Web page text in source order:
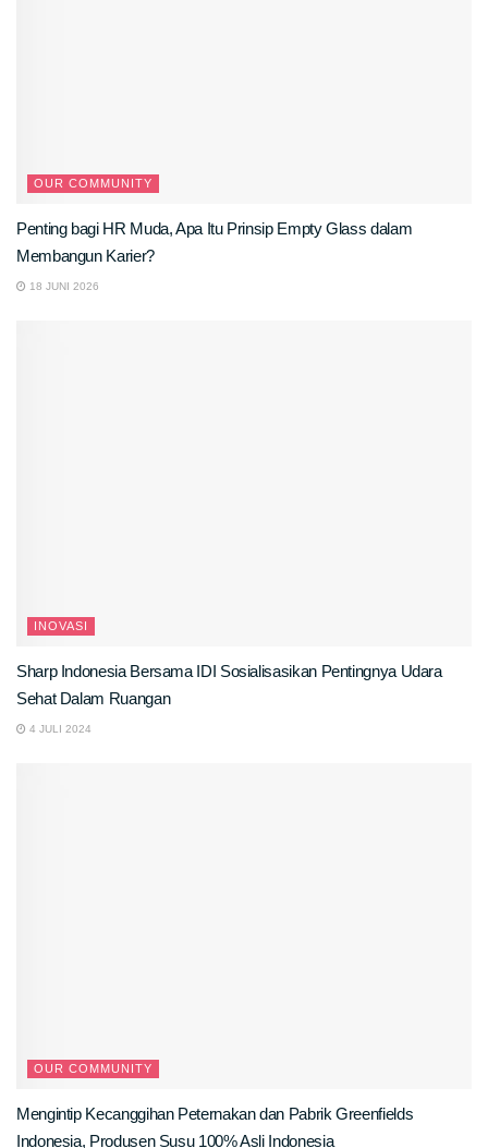
OUR COMMUNITY
Penting bagi HR Muda, Apa Itu Prinsip Empty Glass dalam
Membangun Karier?
18 JUNI 2026
INOVASI
Sharp Indonesia Bersama IDI Sosialisasikan Pentingnya Udara
Sehat Dalam Ruangan
4 JULI 2024
OUR COMMUNITY
Mengintip Kecanggihan Peternakan dan Pabrik Greenfields
Indonesia, Produsen Susu 100% Asli Indonesia